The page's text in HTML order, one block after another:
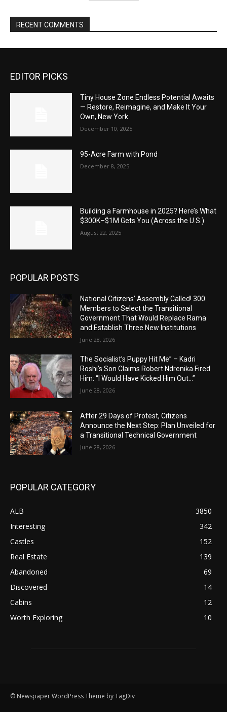
RECENT COMMENTS
EDITOR PICKS
Tiny House Zone Endless Potential Awaits
— Restore, Reimagine, and Make It Your
Own, New York
December 10, 2025
95-Acre Farm with Pond
December 8, 2025
Building a Farmhouse in 2025? Here’s What
$300K–$1M Gets You (Across the U.S.)
August 22, 2025
POPULAR POSTS
National Citizens’ Assembly Called! 300
Members to Select the Transitional
Government That Would Replace Rama
and Establish Three New Institutions
June 28, 2026
The Socialist’s Puppy Hit Me” – Kadri
Roshi’s Son Claims Robert Ndrenika Fired
Him: “I Would Have Kicked Him Out…”
June 28, 2026
After 29 Days of Protest, Citizens
Announce the Next Step: Plan Unveiled for
a Transitional Technical Government
June 28, 2026
POPULAR CATEGORY
ALB
3850
Interesting
342
Castles
152
Real Estate
139
Abandoned
69
Discovered
14
Cabins
12
Worth Exploring
10
© Newspaper WordPress Theme by TagDiv